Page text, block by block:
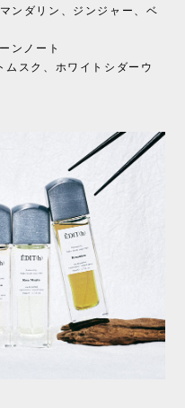
ンダリン、ジンジャー、ベ
ンノート
スク、ホワイトシダーウ